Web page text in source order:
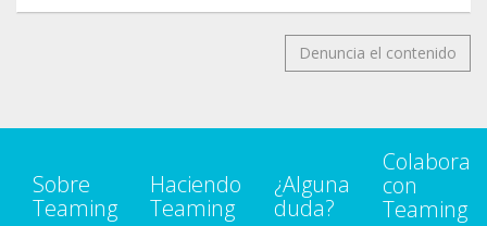
17
https://www.facebook.com/docatmultiespacio/pos
https://www.facebook.com/Esterilizacion.Solidaria.
Animal/photos/a.2236623459760239/30140815153
47759/
Denuncia el contenido
Sobre
Teaming
Haciendo
Teaming
¿Alguna
duda?
Colabora
con
Teaming